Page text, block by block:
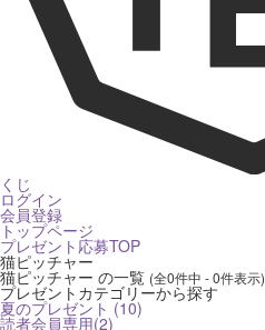
くじ
ログイン
会員登録
トップページ
プレゼント応募TOP
猫ピッチャー
猫ピッチャー の一覧 (全0件中 - 0件表示)
プレゼントカテゴリーから探す
夏のプレゼント (10)
読者会員専用(2)